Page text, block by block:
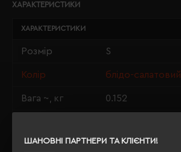
ШАНОВНІ ПАРТНЕРИ ТА КЛІЄНТИ!
ХАРАКТЕРИСТИКИ
ХАРАКТЕРИСТИКИ
Розмір S
Колір блідо-салатовий
Вага ~, кг 0.152
Стать унісекс